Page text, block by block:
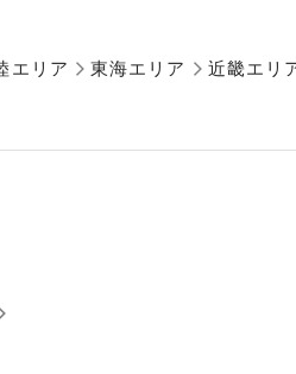
エリア 東海エリア 近畿エリ